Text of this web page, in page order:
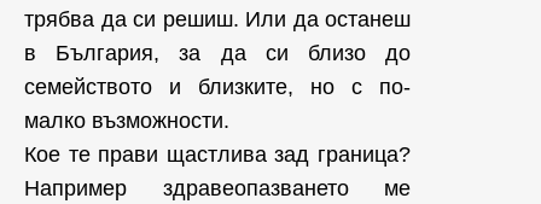
трябва да си решиш. Или да останеш
в България, за да си близо до
семейството и близките, но с по-
малко възможности.
Кое те прави щастлива зад граница?
Например здравеопазването ме